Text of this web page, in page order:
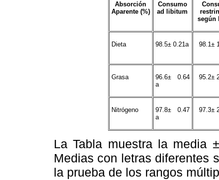
Absorción
Aparente (%)
Consumo
ad libitum
según
Dieta 98.5± 0.21a 98.1±
Grasa
96.6± 0.64
a
95.2±
Nitrógeno
97.8± 0.47
a
97.3±
La Tabla muestra la media
Medias con letras diferentes
la prueba de los rangos